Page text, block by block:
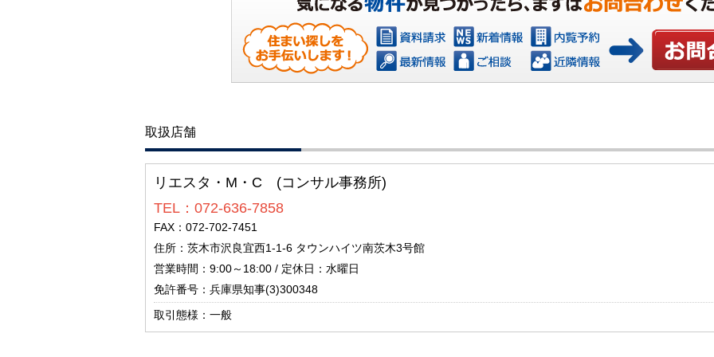
取扱店舗
リエスタ・M・C (コンサル事務所)
TEL：072-636-7858
FAX：072-702-7451
住所：茨木市沢良宜西1-1-6 タウンハイツ南茨木3号館
営業時間：9:00～18:00 / 定休日：水曜日
免許番号：兵庫県知事(3)300348
取引態様：一般